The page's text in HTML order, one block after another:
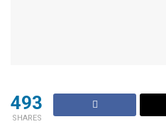
493
SHARES